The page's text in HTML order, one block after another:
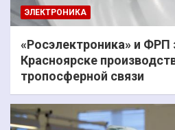
ЭЛЕКТРОНИКА
«Росэлектроника» и ФРП
Красноярске
тропосферной связи